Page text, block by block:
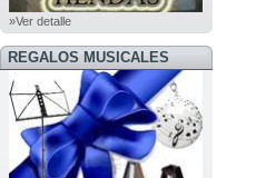
»Ver detalle
REGALOS MUSICALES